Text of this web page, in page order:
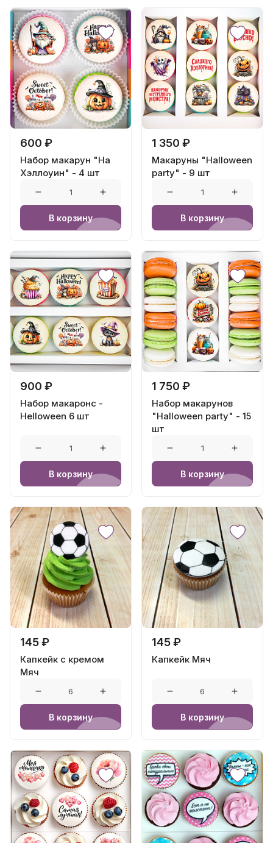
600 ₽
Набор макарун "На
Хэллоуин" - 4 шт
В корзину
1 350 ₽
Макаруны "Halloween
party" - 9 шт
В корзину
900 ₽
Набор макаронс -
Helloween 6 шт
В корзину
1 750 ₽
Набор макарунов
"Halloween party" - 15
шт
В корзину
145 ₽
Капкейк с кремом
Мяч
В корзину
145 ₽
Капкейк Мяч
В корзину